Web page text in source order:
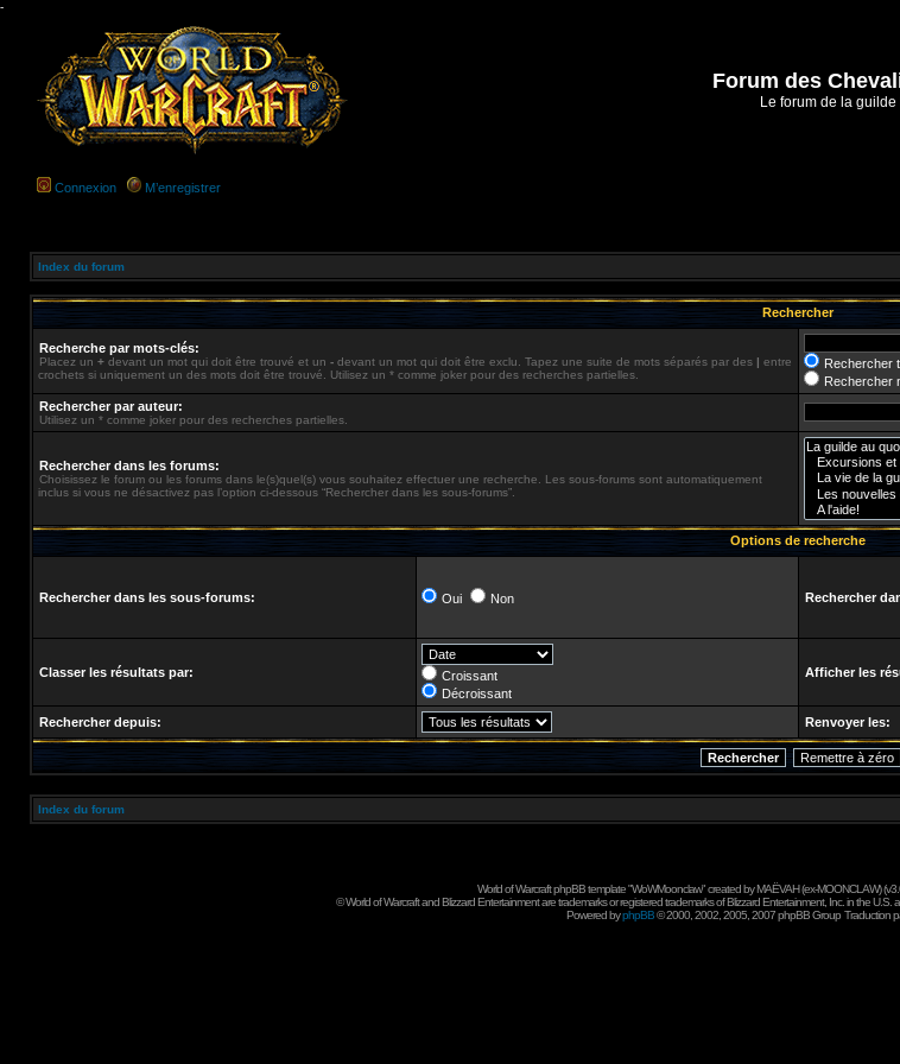
-
Forum des
Le forum de la
Connexion M’enregistrer
Index du forum
Rechercher
Recherche par mots-clés:
Placez un + devant un mot qui doit être trouvé et un - devant un mot qui doit être exclu. Tapez une suite de mots séparés par des | entre
crochets si uniquement un des mots doit être trouvé. Utilisez un * comme joker pour des recherches partielles.
Rechercher
Rechercher
Rechercher par auteur:
Utilisez un * comme joker pour des recherches partielles.
Rechercher dans les forums:
Choisissez le forum ou les forums dans le(s)quel(s) vous souhaitez effectuer une recherche. Les sous-forums sont automatiquement
inclus si vous ne désactivez pas l’option ci-dessous “Rechercher dans les sous-forums”.
Options de recherche
Rechercher dans les sous-forums: Oui Non Rechercher
Classer les résultats par:
Croissant
Décroissant
Afficher les
Rechercher depuis: Renvoyer les:
Index du forum
World of Warcraft phpBB template "WoWMoonclaw" created byMAËVAH(ex-MOONCLAW)
©World of Warcraft and Blizzard Entertainment are trademarks or registered trademarks of Blizzard Entertainment, Inc. in the
Powered byphpBB© 2000, 2002, 2005, 2007 phpBB Group Traduction